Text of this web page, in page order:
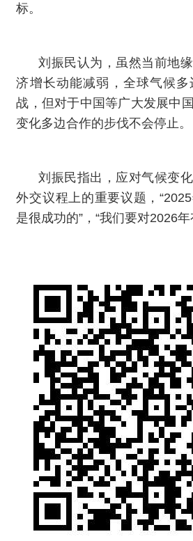
标。
刘振民认为，虽然当前地
济增长动能减弱，全球气候
战，但对于中国等广大发展中
变化多边合作的步伐不会停止。
刘振民指出，应对气候变
外交议程上的重要议题，
是很成功的”，“我们要对2026年